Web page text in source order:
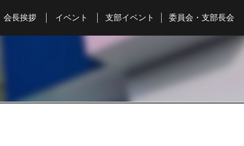
会長挨拶 イベント 支部イベント 委員会・支部長会